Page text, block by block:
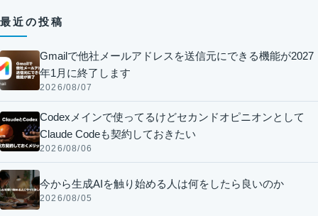
最近の投稿
Gmailで他社メールアドレスを送信元にできる機能が2027
年1月に終了します
2026/08/07
Codexメインで使ってるけどセカンドオピニオンとして
Claude Codeも契約しておきたい
2026/08/06
今から生成AIを触り始める人は何をしたら良いのか
2026/08/05